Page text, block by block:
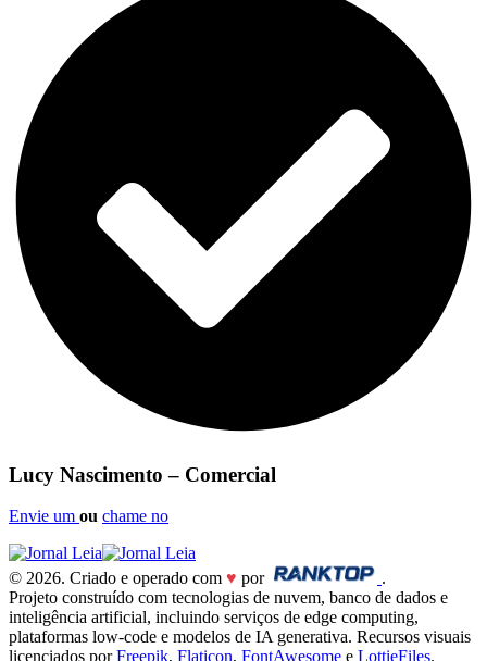
Lucy Nascimento – Comercial
Envie um ou chame no
© 2026. Criado e operado com ♥ por
.
Projeto construído com tecnologias de nuvem, banco de dados e
inteligência artificial, incluindo serviços de edge computing,
plataformas low-code e modelos de IA generativa. Recursos visuais
licenciados porFreepik, Flaticon, FontAwesome e LottieFiles.